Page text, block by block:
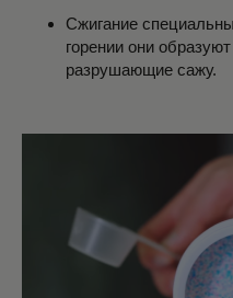
Сжигание
горении они
разрушающие сажу.